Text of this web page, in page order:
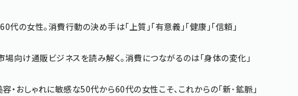
代の女性。消費行動の決め手は「上質」「有意義」「健康」「信頼」
場向け通販ビジネスを読み解く。消費につながるのは「身体の変化」
容・おしゃれに敏感な50代から60代の女性こそ、これからの「新･鉱脈」